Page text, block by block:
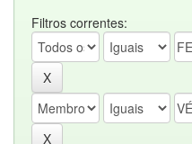
Filtros correntes: